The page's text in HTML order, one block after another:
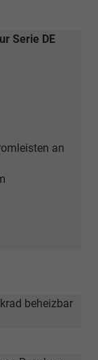
Serie DE
an
beheizbar